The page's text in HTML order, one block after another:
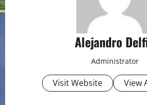
Alejandro
Administrator
Visit Website View